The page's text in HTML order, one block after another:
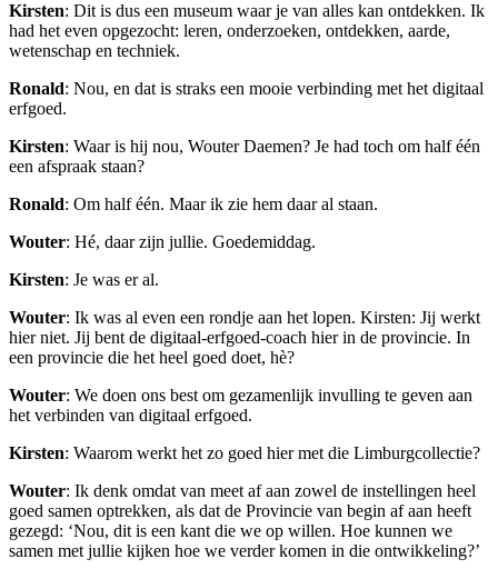
Kirsten: Dit is dus een museum waar je van alles kan ontdekken. Ik
had het even opgezocht: leren, onderzoeken, ontdekken, aarde,
wetenschap en techniek.
Ronald: Nou, en dat is straks een mooie verbinding met het digitaal
erfgoed.
Kirsten: Waar is hij nou, Wouter Daemen? Je had toch om half één
een afspraak staan?
Ronald: Om half één. Maar ik zie hem daar al staan.
Wouter: Hé, daar zijn jullie. Goedemiddag.
Kirsten: Je was er al.
Wouter: Ik was al even een rondje aan het lopen. Kirsten: Jij werkt
hier niet. Jij bent de digitaal-erfgoed-coach hier in de provincie. In
een provincie die het heel goed doet, hè?
Wouter: We doen ons best om gezamenlijk invulling te geven aan
het verbinden van digitaal erfgoed.
Kirsten: Waarom werkt het zo goed hier met die Limburgcollectie?
Wouter: Ik denk omdat van meet af aan zowel de instellingen heel
goed samen optrekken, als dat de Provincie van begin af aan heeft
gezegd: ‘Nou, dit is een kant die we op willen. Hoe kunnen we
samen met jullie kijken hoe we verder komen in die ontwikkeling?’